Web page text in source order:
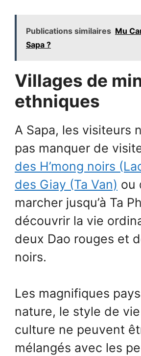
Publications similaires Mu
Sapa ?
Villages de
ethniques
A Sapa, les visiteurs
pas manquer de
des H’mong noirs
des Giay (Ta Van) ou
marcher jusqu’à Ta
découvrir la vie
deux Dao rouges et
noirs.
Les magnifiques
nature, le style de
culture ne peuvent
mélangés avec les